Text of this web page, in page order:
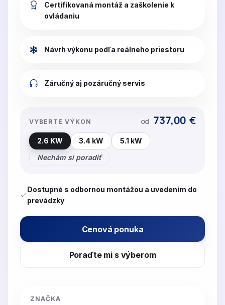
Certifikovaná montáž a zaškolenie k
ovládaniu
Návrh výkonu podľa reálneho priestoru
Záručný aj pozáručný servis
VYBERTE VÝKON od 737,00 €
2.6 KW 3.4 kW
5.1 kW
Nechám si poradiť
Dostupné s odbornou montážou a uvedením do
prevádzky
Cenová ponuka
Poraďte mi s výberom
ZNAČKA